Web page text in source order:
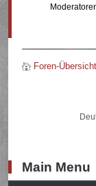
Foren-Übersicht
Main Menu